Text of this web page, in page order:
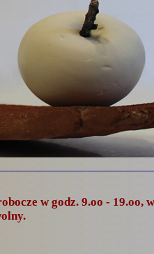
w godz. 9.oo - 19.oo,